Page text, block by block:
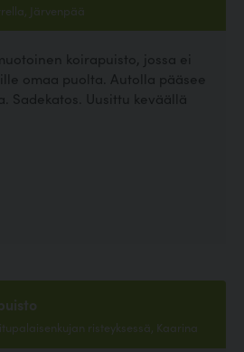
Järvenpää
koirapuisto, jossa ei
omaa puolta. Autolla pääsee
Sadekatos. Uusittu keväällä
risteyksessä, Kaarina